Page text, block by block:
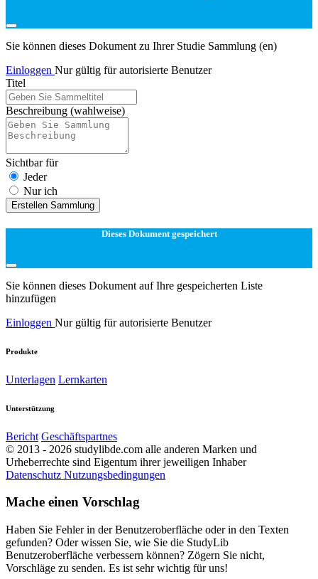
Sie können dieses Dokument zu Ihrer Studie Sammlung (en)
Einloggen Nur gültig für autorisierte Benutzer
Titel
Beschreibung (wahlweise)
Sichtbar für
Jeder
Nur ich
Erstellen Sammlung
Dieses Dokument gespeichert
Sie können dieses Dokument auf Ihre gespeicherten Liste
hinzufügen
Einloggen Nur gültig für autorisierte Benutzer
Produkte
Unterlagen Lernkarten
Unterstützung
Bericht Geschäftspartnes
© 2013 - 2026 studylibde.com alle anderen Marken und
Urheberrechte sind Eigentum ihrer jeweiligen Inhaber
Datenschutz Nutzungsbedingungen
Mache einen Vorschlag
Haben Sie Fehler in der Benutzeroberfläche oder in den Texten
gefunden? Oder wissen Sie, wie Sie die StudyLib
Benutzeroberfläche verbessern können? Zögern Sie nicht,
Vorschläge zu senden. Es ist sehr wichtig für uns!